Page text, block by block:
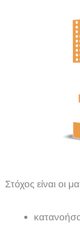
Στόχος είναι οι